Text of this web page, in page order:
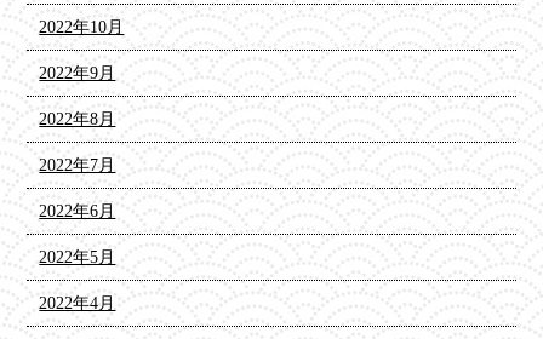
2022年10月
2022年9月
2022年8月
2022年7月
2022年6月
2022年5月
2022年4月